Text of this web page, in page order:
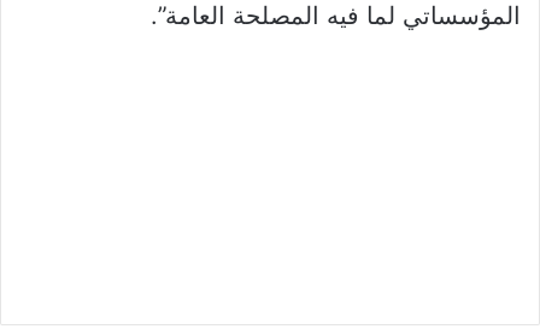
المؤسساتي لما فيه المصلحة العامة”.